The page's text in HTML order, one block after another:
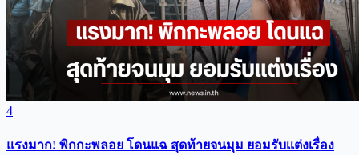
4
แรงมาก! พิกกะพลอย โดนแฉ สุดท้ายจนมุม ยอมรับเเต่งเรื่อง